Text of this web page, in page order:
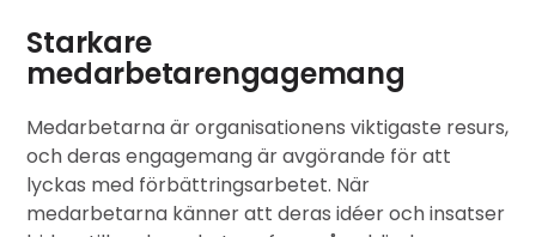
Starkare
medarbetarengagemang
Medarbetarna är organisationens viktigaste resurs,
och deras engagemang är avgörande för att
lyckas med förbättringsarbetet. När
medarbetarna känner att deras idéer och insatser